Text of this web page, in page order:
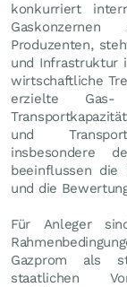
konkurriert
Produzenten,
und Infrastruktur
wirtschaftliche
erzielte
und
insbesondere
beeinflussen die
und die
Für Anleger
Gazprom als
staatlichen